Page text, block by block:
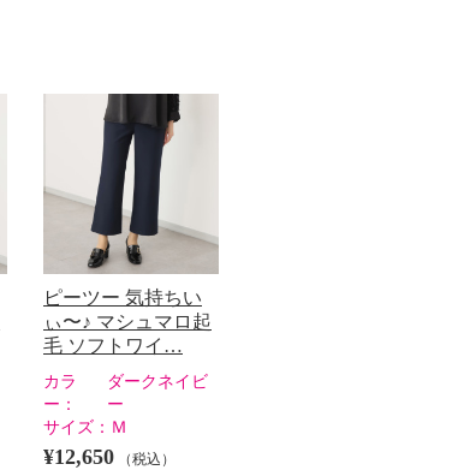
ピーツー 気持ちい
ぃ〜♪ マシュマロ起
毛 ソフトワイ…
カラ
ー：
ダークネイビ
ー
サイズ： Ｍ
¥12,650 （税込）